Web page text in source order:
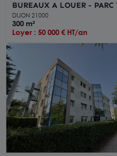
BUREAUX A LOUER -
DIJON 21000
300 m²
Loyer : 50 000 € HT/an